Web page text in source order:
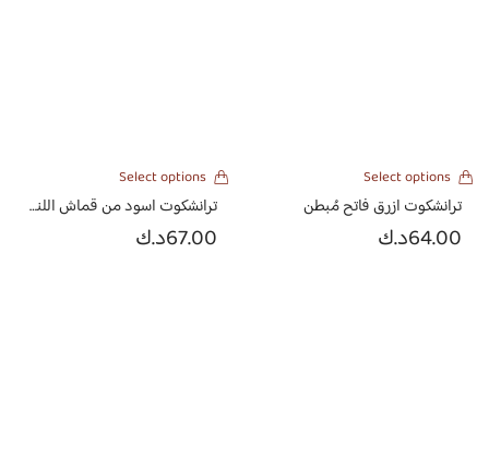
Select options
ترانشكوت ازرق فاتح مُبطن
64.00د.ك
Select options
ترانشكوت اسود من قماش اللنن جينز
67.00د.ك